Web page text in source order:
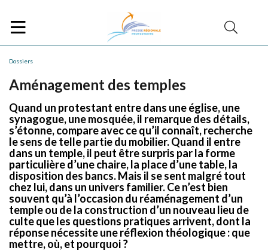
Dossiers
Aménagement des temples
Quand un protestant entre dans une église, une
synagogue, une mosquée, il remarque des détails,
s’étonne, compare avec ce qu’il connaît, recherche
le sens de telle partie du mobilier. Quand il entre
dans un temple, il peut être surpris par la forme
particulière d’une chaire, la place d’une table, la
disposition des bancs. Mais il se sent malgré tout
chez lui, dans un univers familier. Ce n’est bien
souvent qu’à l’occasion du réaménagement d’un
temple ou de la construction d’un nouveau lieu de
culte que les questions pratiques arrivent, dont la
réponse nécessite une réflexion théologique : que
mettre, où, et pourquoi ?